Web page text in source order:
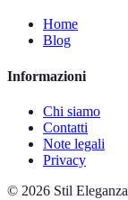
Home
Blog
Informazioni
Chi siamo
Contatti
Note legali
Privacy
© 2026 Stil Eleganza